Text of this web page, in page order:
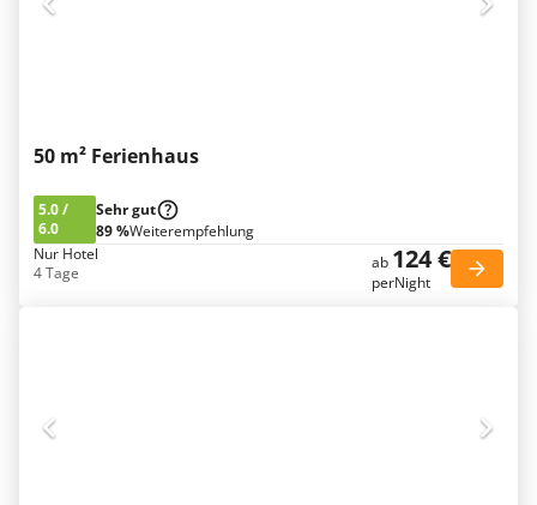
50 m² Ferienhaus
5.0/
6.0
Sehr gut
89 %Weiterempfehlung
Nur Hotel
4 Tage
ab 124 €
perNight